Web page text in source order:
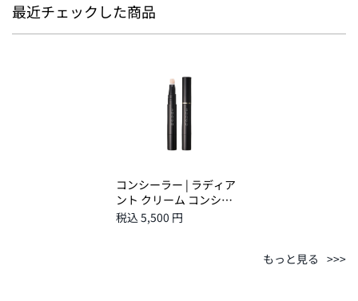
最近チェックした商品
コンシーラー | ラディア
ント クリーム コンシー
ラー G-01
税込 5,500 円
もっと見る